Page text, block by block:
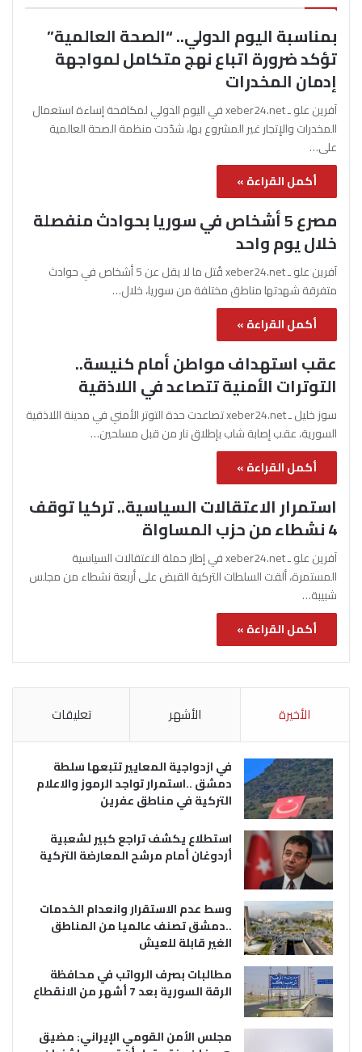
بمناسبة اليوم الدولي.. “الصحة العالمية”
تؤكد ضرورة اتباع نهج متكامل لمواجهة
إدمان المخدرات
آفرين علو ـ xeber24.net في اليوم الدولي لمكافحة إساءة استعمال
المخدرات والإتجار غير المشروع بها، شدّدت منظمة الصحة العالمية
على…
أكمل القراءة »
مصرع 5 أشخاص في سوريا بحوادث منفصلة
خلال يوم واحد
آفرين علو ـ xeber24.net قُتل ما لا يقل عن 5 أشخاص في حوادث
متفرقة شهدتها مناطق مختلفة من سوريا، خلال…
أكمل القراءة »
عقب استهداف مواطن أمام كنيسة..
التوترات الأمنية تتصاعد في اللاذقية
سوز خليل ـ xeber24.net تصاعدت حدة التوتر الأمني في مدينة اللاذقية
السورية، عقب إصابة شاب بإطلاق نار من قبل مسلحين…
أكمل القراءة »
استمرار الاعتقالات السياسية.. تركيا توقف
4 نشطاء من حزب المساواة
آفرين علو ـ xeber24.net في إطار حملة الاعتقالات السياسية
المستمرة، ألقت السلطات التركية القبض على أربعة نشطاء من مجلس
شبيبة…
أكمل القراءة »
الأخيرة الأشهر تعليقات
في ازدواجية المعايير تتبعها سلطة
دمشق ..استمرار تواجد الرموز والاعلام
التركية في مناطق عفرين
استطلاع يكشف تراجع كبير لشعبية
أردوغان أمام مرشح المعارضة التركية
وسط عدم الاستقرار وانعدام الخدمات
..دمشق تصنف عالميا من المناطق
الغير قابلة للعيش
مطالبات بصرف الرواتب في محافظة
الرقة السورية بعد 7 أشهر من الانقطاع
مجلس الأمن القومي الإيراني: مضيق